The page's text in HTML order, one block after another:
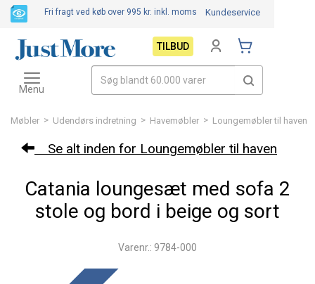
Møbler > Udendørs indretning > Havemøbler > Loungemøbler til haven
Se alt inden for Loungemøbler til haven
Catania loungesæt med sofa 2
stole og bord i beige og sort
Varenr.: 9784-000
Fri fragt ved køb over 995 kr. inkl. moms Kundeservice
TILBUD
Toggle
navigation
Menu